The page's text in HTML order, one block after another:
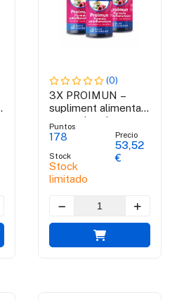
(0)
3X PROIMUN –
supliment alimentar
pentru intarirea
imunitatii
Puntos
178
Stock
Stock
limitado
Precio
53,52
€